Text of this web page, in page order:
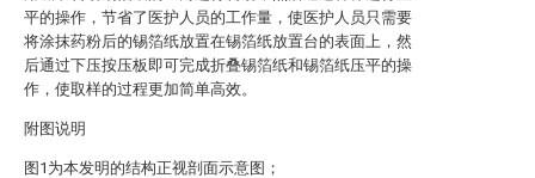
平的操作，节省了医护人员的工作量，使医护人员只需要
将涂抹药粉后的锡箔纸放置在锡箔纸放置台的表面上，然
后通过下压按压板即可完成折叠锡箔纸和锡箔纸压平的操
作，使取样的过程更加简单高效。
附图说明
图1为本发明的结构正视剖面示意图；